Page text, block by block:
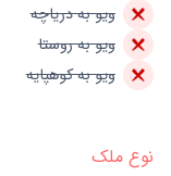
ویو به دریاچه
ویو به روستا
ویو به کوهپایه
نوع ملک